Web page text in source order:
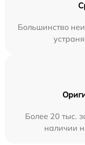
Большинство
Более 20 тыс.
наличии